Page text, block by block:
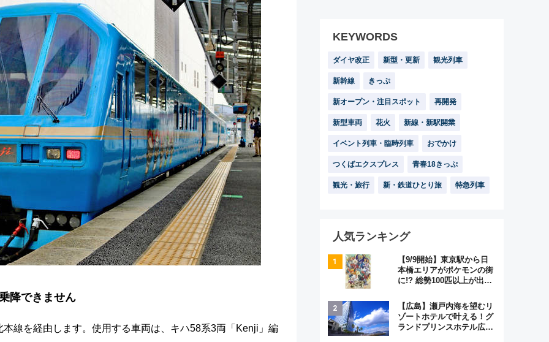
降できません
線を経由します。使用する車両は、キハ58系3両「Kenji」編
KEYWORDS
ダイヤ改正 新型・更新 観光列車
新幹線 きっぷ
新オープン・注目スポット 再開発
新型車両 花火 新線・新駅開業
イベント列車・臨時列車 おでかけ
つくばエクスプレス 青春18きっぷ
観光・旅行 新・鉄道ひとり旅 特急列車
人気ランキング
【9/9開始】東京駅から日
本橋エリアがポケモンの街
に!? 総勢100匹以上が出現
格謎解き・グッズ情報まと
め
【広島】瀬戸内海を望むリ
ゾートホテルで叶える！グ
ランドプリンスホテル広島